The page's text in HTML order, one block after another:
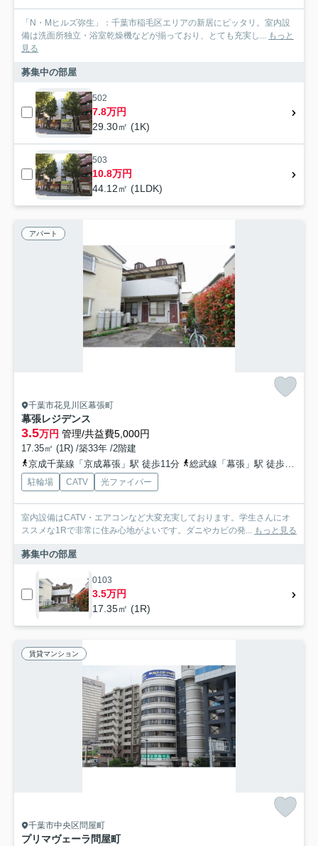
「N・Mヒルズ弥生」：千葉市稲毛区エリアの新居にピッタリ。室内設
備は洗面所独立・浴室乾燥機などが揃っており、とても充実し...
もっと
見る
募集中の部屋
502
7.8万円
29.30㎡ (1K)
503
10.8万円
44.12㎡ (1LDK)
アパート
千葉市花見川区幕張町
幕張レジデンス
3.5万円 管理/共益費5,000円
17.35㎡ (1R) /築33年 /2階建
京成千葉線「京成幕張」駅 徒歩11分
総武線「幕張」駅 徒歩11分
駐輪場 CATV 光ファイバー
室内設備はCATV・エアコンなど大変充実しております。学生さんにオ
ススメな1Rで非常に住み心地がよいです。ダニやカビの発...
もっと見る
募集中の部屋
0103
3.5万円
17.35㎡ (1R)
賃貸マンション
千葉市中央区問屋町
プリマヴェーラ問屋町